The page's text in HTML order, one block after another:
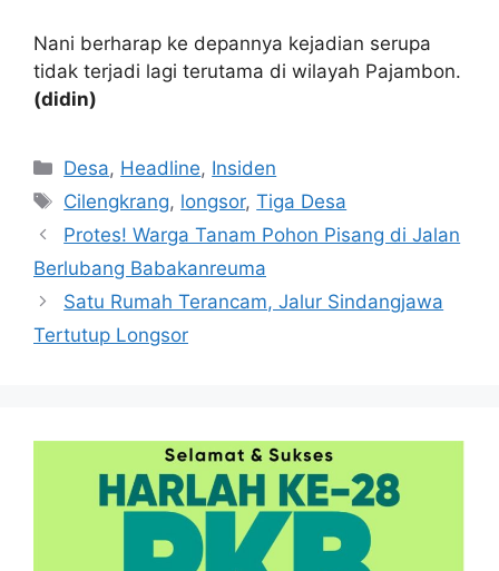
Nani berharap ke depannya kejadian serupa
tidak terjadi lagi terutama di wilayah Pajambon.
(didin)
Kategori
Desa, Headline, Insiden
Tag
Cilengkrang, longsor,Tiga Desa
Protes! Warga Tanam Pohon Pisang di Jalan
Berlubang Babakanreuma
Satu Rumah Terancam, Jalur Sindangjawa
Tertutup Longsor